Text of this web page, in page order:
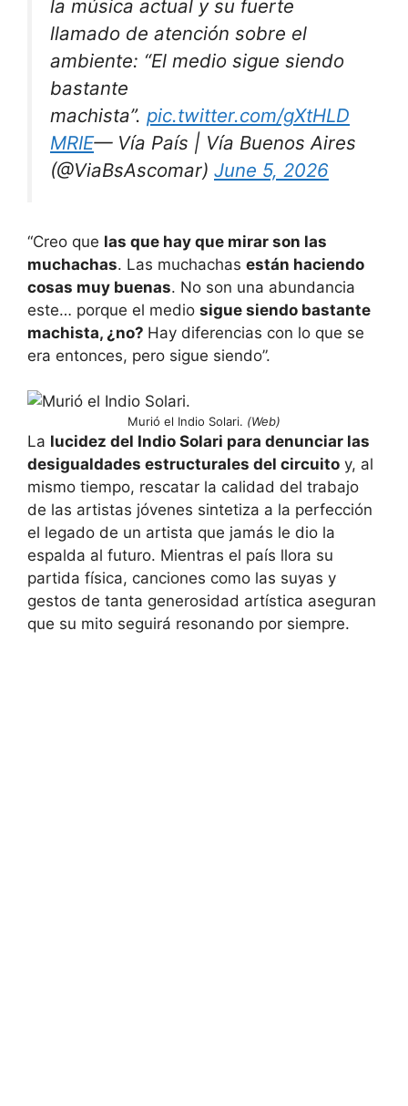
la música actual y su fuerte
llamado de atención sobre el
ambiente: “El medio sigue siendo
bastante
machista”. pic.twitter.com/gXtHLD
MRIE— Vía País | Vía Buenos Aires
(@ViaBsAscomar) June 5, 2026
“Creo que las que hay que mirar son las
muchachas. Las muchachas están haciendo
cosas muy buenas. No son una abundancia
este… porque el medio sigue siendo bastante
machista, ¿no? Hay diferencias con lo que se
era entonces, pero sigue siendo”.
Murió el Indio Solari. (Web)
La lucidez del Indio Solari para denunciar las
desigualdades estructurales del circuito y, al
mismo tiempo, rescatar la calidad del trabajo
de las artistas jóvenes sintetiza a la perfección
el legado de un artista que jamás le dio la
espalda al futuro. Mientras el país llora su
partida física, canciones como las suyas y
gestos de tanta generosidad artística aseguran
que su mito seguirá resonando por siempre.